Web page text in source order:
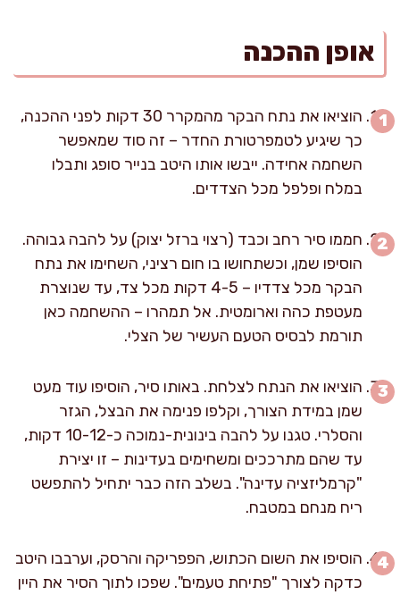
אופן ההכנה
הוציאו את נתח הבקר מהמקרר 30 דקות לפני ההכנה,
כך שיגיע לטמפרטורת החדר – זה סוד שמאפשר
השחמה אחידה. ייבשו אותו היטב בנייר סופג ותבלו
במלח ופלפל מכל הצדדים.
חממו סיר רחב וכבד (רצוי ברזל יצוק) על להבה גבוהה.
הוסיפו שמן, וכשתחושו בו חום רציני, השחימו את נתח
הבקר מכל צדדיו – 4-5 דקות מכל צד, עד שנוצרת
מעטפת כהה וארומטית. אל תמהרו – ההשחמה כאן
תורמת לבסיס הטעם העשיר של הצלי.
הוציאו את הנתח לצלחת. באותו סיר, הוסיפו עוד מעט
שמן במידת הצורך, וקלפו פנימה את הבצל, הגזר
והסלרי. טגנו על להבה בינונית-נמוכה כ-10-12 דקות,
עד שהם מתרככים ומשחימים בעדינות – זו יצירת
"קרמליזציה עדינה". בשלב הזה כבר יתחיל להתפשט
ריח מנחם במטבח.
הוסיפו את השום הכתוש, הפפריקה והרסק, וערבבו היטב
כדקה לצורך "פתיחת טעמים". שפכו לתוך הסיר את היין